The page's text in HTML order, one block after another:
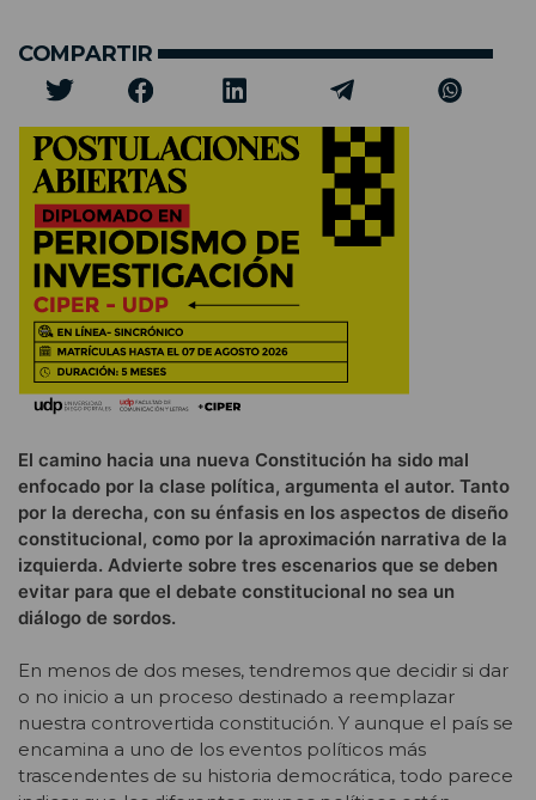
COMPARTIR
El camino hacia una nueva Constitución ha sido mal
enfocado por la clase política, argumenta el autor. Tanto
por la derecha, con su énfasis en los aspectos de diseño
constitucional, como por la aproximación narrativa de la
izquierda. Advierte sobre tres escenarios que se deben
evitar para que el debate constitucional no sea un
diálogo de sordos.
En menos de dos meses, tendremos que decidir si dar
o no inicio a un proceso destinado a reemplazar
nuestra controvertida constitución. Y aunque el país se
encamina a uno de los eventos políticos más
trascendentes de su historia democrática, todo parece